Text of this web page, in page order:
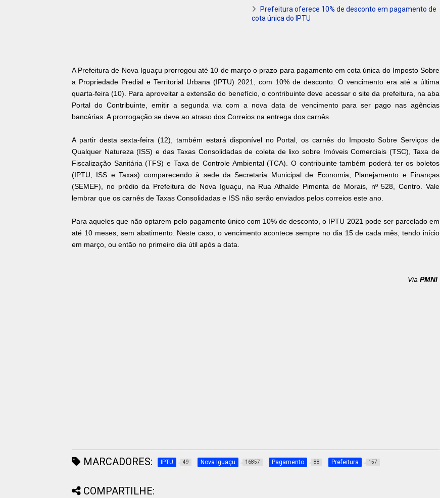
Prefeitura oferece 10% de desconto em pagamento de
cota única do IPTU
A Prefeitura de Nova Iguaçu prorrogou até 10 de março o prazo para pagamento em cota única do Imposto Sobre
a Propriedade Predial e Territorial Urbana (IPTU) 2021, com 10% de desconto. O vencimento era até a última
quarta-feira (10). Para aproveitar a extensão do benefício, o contribuinte deve acessar o site da prefeitura, na aba
Portal do Contribuinte, emitir a segunda via com a nova data de vencimento para ser pago nas agências
bancárias. A prorrogação se deve ao atraso dos Correios na entrega dos carnês.
A partir desta sexta-feira (12), também estará disponível no Portal, os carnês do Imposto Sobre Serviços de
Qualquer Natureza (ISS) e das Taxas Consolidadas de coleta de lixo sobre Imóveis Comerciais (TSC), Taxa de
Fiscalização Sanitária (TFS) e Taxa de Controle Ambiental (TCA). O contribuinte também poderá ter os boletos
(IPTU, ISS e Taxas) comparecendo à sede da Secretaria Municipal de Economia, Planejamento e Finanças
(SEMEF), no prédio da Prefeitura de Nova Iguaçu, na Rua Athaíde Pimenta de Morais, nº 528, Centro. Vale
lembrar que os carnês de Taxas Consolidadas e ISS não serão enviados pelos correios este ano.
Para aqueles que não optarem pelo pagamento único com 10% de desconto, o IPTU 2021 pode ser parcelado em
até 10 meses, sem abatimento. Neste caso, o vencimento acontece sempre no dia 15 de cada mês, tendo início
em março, ou então no primeiro dia útil após a data.
Via PMNI
MARCADORES: IPTU 49 Nova Iguaçu 16857 Pagamento 88 Prefeitura 157
COMPARTILHE: